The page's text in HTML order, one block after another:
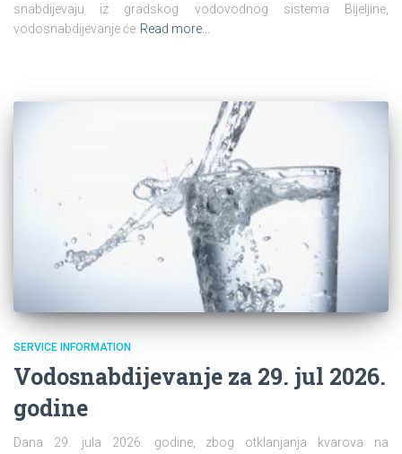
snabdijevaju iz gradskog vodovodnog sistema Bijeljine,
vodosnabdijevanje će Read more…
SERVICE INFORMATION
Vodosnabdijevanje za 29. jul 2026.
godine
Dana 29. jula 2026. godine, zbog otklanjanja kvarova na